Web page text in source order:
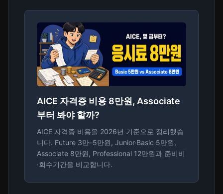
AICE 자격증 비용 8만원, Associate
부터 봐야 할까?
AICE 자격증 비용을 2026년 기준으로 정리했습
니다. Future 3만–5만원, Junior·Basic 5만원,
Associate 8만원, Professional 12만원과 준비비
·회수기간을 비교합니다.